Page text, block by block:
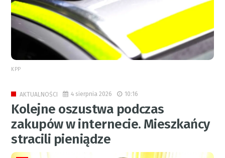
KPP
AKTUALNOŚCI 4 sierpnia 2026 10:16
Kolejne oszustwa podczas
zakupów w internecie. Mieszkańcy
stracili pieniądze